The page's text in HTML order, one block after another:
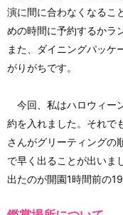
演に間に合わなくなるこ
めの時間に予約するかラ
また、ダイニングパッケ
がりがちです。
今回、私はハロウィー
約を入れました。それで
さんがグリーティングの
で早く出ることが出いま
出たのが開園1時間前の19